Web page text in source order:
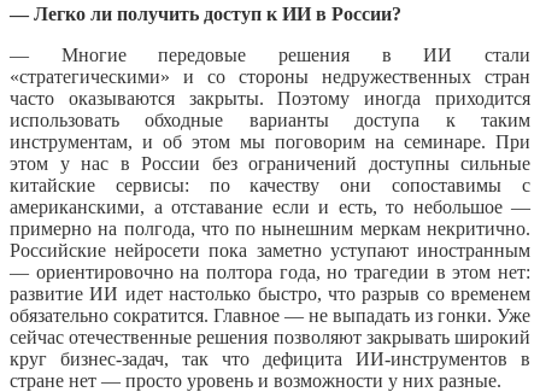
— Легко ли получить доступ к ИИ в России?
— Многие передовые решения в ИИ стали
«стратегическими» и со стороны недружественных стран
часто оказываются закрыты. Поэтому иногда приходится
использовать обходные варианты доступа к таким
инструментам, и об этом мы поговорим на семинаре. При
этом у нас в России без ограничений доступны сильные
китайские сервисы: по качеству они сопоставимы с
американскими, а отставание если и есть, то небольшое —
примерно на полгода, что по нынешним меркам некритично.
Российские нейросети пока заметно уступают иностранным
— ориентировочно на полтора года, но трагедии в этом нет:
развитие ИИ идет настолько быстро, что разрыв со временем
обязательно сократится. Главное — не выпадать из гонки. Уже
сейчас отечественные решения позволяют закрывать широкий
круг бизнес-задач, так что дефицита ИИ-инструментов в
стране нет — просто уровень и возможности у них разные.